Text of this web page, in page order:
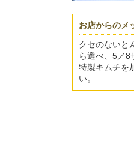
お店からのメ
クセのないと
ら選べ、5／8
特製キムチを
い。